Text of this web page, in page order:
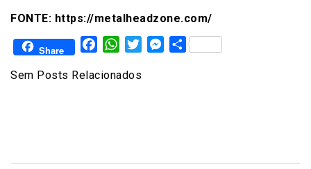
FONTE: https://metalheadzone.com/
Share FacebookWhatsAppTwitterMessenger
Share
Sem Posts Relacionados